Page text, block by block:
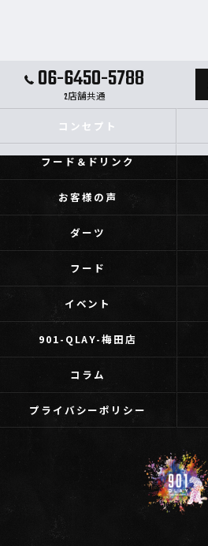
06-6450-5788
2店舗共通
コンセプト
フード＆ドリンク
お客様の声
ダーツ
フード
イベント
901-QLAY-梅田店
コラム
プライバシーポリシー